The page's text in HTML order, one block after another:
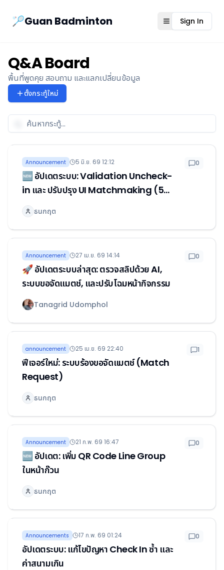
Guanbad App
🏸Guan Badminton Open menu
Sign In
Q&A Board
พื้นที่พูดคุย สอบถาม และแลกเปลี่ยนข้อมูล
ตั้งกระทู้ใหม่
Announcement 5 มิ.ย. 69 12:12
🆕 อัปเดตระบบ: Validation Uncheck-
in และ ปรับปรุง UI Matchmaking (5
มิ.ย. 2026)
0
ธนกฤต
Announcement 27 เม.ย. 69 14:14
🚀 อัปเดตระบบล่าสุด: ตรวจสลิปด้วย AI,
ระบบขอจัดแมตช์, และปรับโฉมหน้ากิจกรรม
0
Tanagrid Udomphol
announcement 25 เม.ย. 69 22:40
ฟีเจอร์ใหม่: ระบบร้องขอจัดแมตช์ (Match
Request)
1
ธนกฤต
Announcement 21 ก.พ. 69 16:47
🆕 อัปเดต: เพิ่ม QR Code Line Group
ในหน้าก๊วน
0
ธนกฤต
Announcements 17 ก.พ. 69 01:24
อัปเดตระบบ: แก้ไขปัญหา Check In ซ้ำ และ
ค่าสนามเกิน
0